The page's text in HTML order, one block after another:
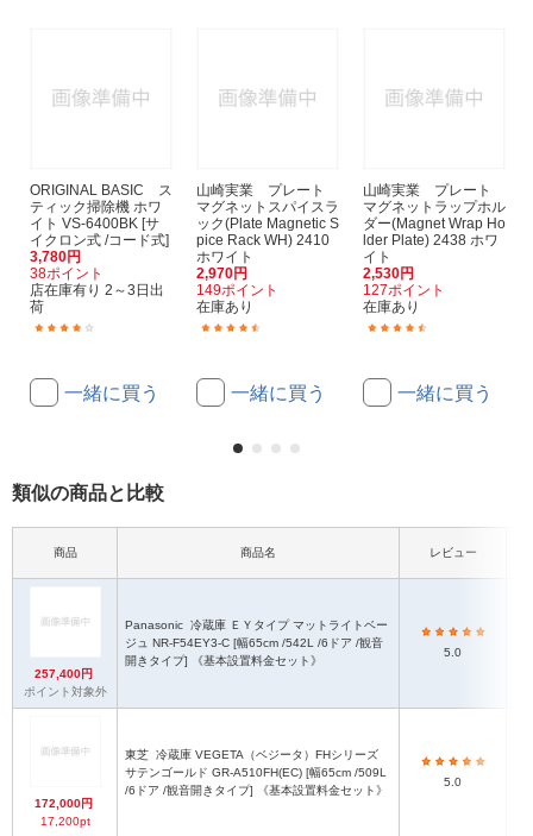
ORIGINAL BASIC ス
ティック掃除機 ホワ
イト VS-6400BK [サ
イクロン式 /コード式]
3,780円
38ポイント
店在庫有り 2～3日出
荷
一緒に買う
山崎実業 プレート
マグネットスパイスラ
ック(Plate Magnetic S
pice Rack WH) 2410
ホワイト
2,970円
149ポイント
在庫あり
一緒に買う
山崎実業 プレート
マグネットラップホル
ダー(Magnet Wrap Ho
lder Plate) 2438 ホワ
イト
2,530円
127ポイント
在庫あり
一緒に買う
類似の商品と比較
商品 商品名 レビュー
257,400円
ポイント対象外
Panasonic
ジュ NR-F54EY3-C [幅65cm /542L /6ドア /観音
開きタイプ] 《基本設置料金セット》
5.0
172,000円
17,200pt
東芝
サテンゴールド GR-A510FH(EC) [幅65cm /509L
/6ドア /観音開きタイプ] 《基本設置料金セット》
5.0